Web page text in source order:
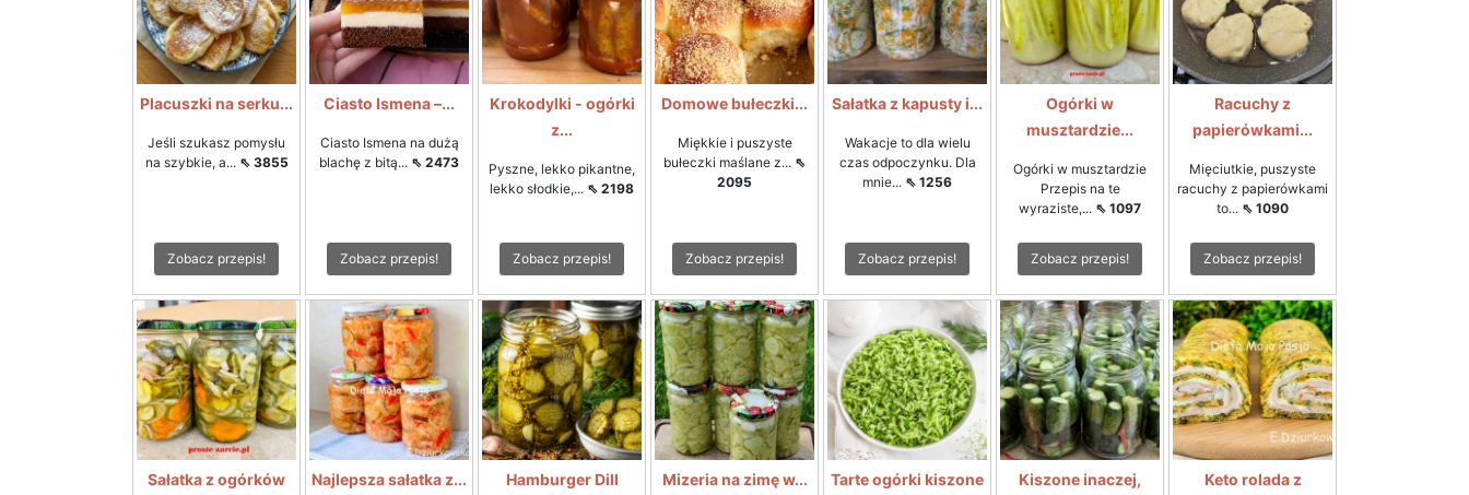
Placuszki na serku...
Jeśli szukasz pomysłu
na szybkie, a... ⇖ 3855
Zobacz przepis!
Ciasto Ismena –...
Ciasto Ismena na dużą
blachę z bitą... ⇖ 2473
Zobacz przepis!
Krokodylki - ogórki
z...
Pyszne, lekko pikantne,
lekko słodkie,... ⇖ 2198
Zobacz przepis!
Domowe bułeczki...
Miękkie i puszyste
bułeczki maślane z... ⇖
2095
Zobacz przepis!
Sałatka z kapusty i...
Wakacje to dla wielu
czas odpoczynku. Dla
mnie... ⇖ 1256
Zobacz przepis!
Ogórki w
musztardzie...
Ogórki w musztardzie
Przepis na te
wyraziste,... ⇖ 1097
Zobacz przepis!
Racuchy z
papierówkami...
Mięciutkie, puszyste
racuchy z papierówkami
to... ⇖ 1090
Zobacz przepis!
Sałatka z ogórków Najlepsza sałatka z... Hamburger Dill Mizeria na zimę w... Tarte ogórki kiszone Kiszone inaczej, Keto rolada z